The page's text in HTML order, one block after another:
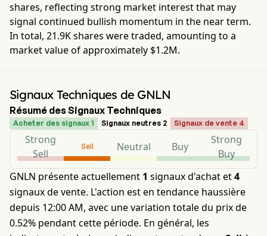
shares, reflecting strong market interest that may
signal continued bullish momentum in the near term.
In total, 21.9Kshares were traded, amounting to a
market value of approximately $1.2M.
Signaux Techniques de GNLN
Résumé des Signaux Techniques
Acheter des signaux 1 Signaux neutres 2 Signaux de vente 4
Strong
Sell
Sell Neutral Buy
Strong
Buy
GNLN présente actuellement 1 signaux d'achat et4
signaux de vente. L'action est en tendance haussière
depuis 12:00 AM, avec une variation totale du prix de
0.52% pendant cette période. En général, les